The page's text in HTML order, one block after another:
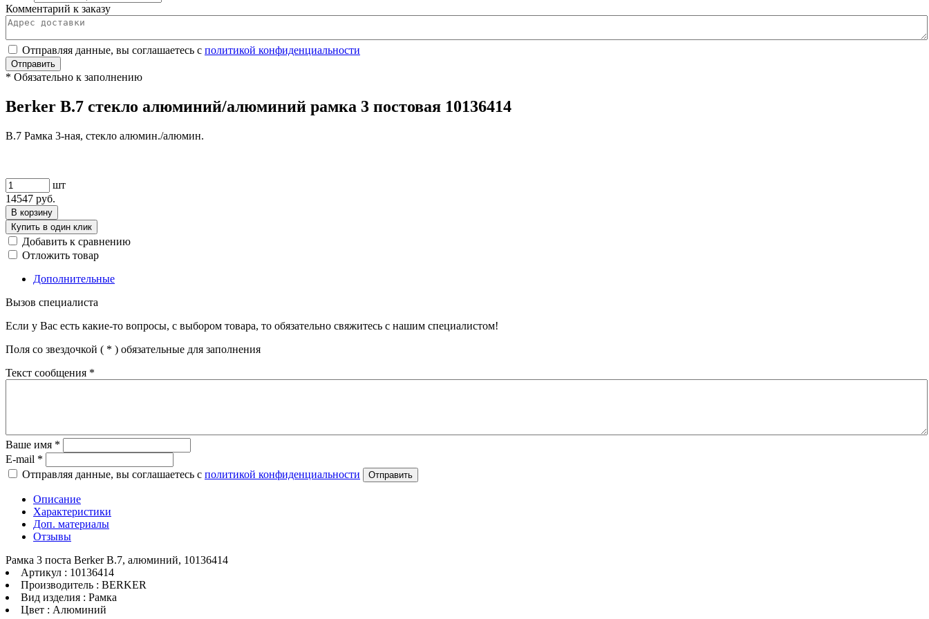
Комментарий к заказу
Отправляя данные, вы соглашаетесь с политикой конфиденциальности
Отправить
* Обязательно к заполнению
Berker B.7 стекло алюминий/алюминий рамка 3 постовая 10136414
B.7 Рамка 3-ная, стекло алюмин./алюмин.
шт
14547 руб.
В корзину
Купить в один клик
Добавить к сравнению
Отложить товар
Дополнительные
Вызов специалиста
Если у Вас есть какие-то вопросы, с выбором товара, то обязательно свяжитесь с нашим специалистом!
Поля со звездочкой ( * ) обязательные для заполнения
Текст сообщения *
Ваше имя *
E-mail *
Отправляя данные, вы соглашаетесь с политикой конфиденциальности Отправить
Описание
Характеристики
Доп. материалы
Отзывы
Рамка 3 поста Berker B.7, алюминий, 10136414
Артикул : 10136414
Производитель : BERKER
Вид изделия : Рамка
Цвет : Алюминий